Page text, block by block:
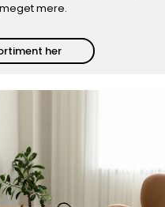
mere.
her